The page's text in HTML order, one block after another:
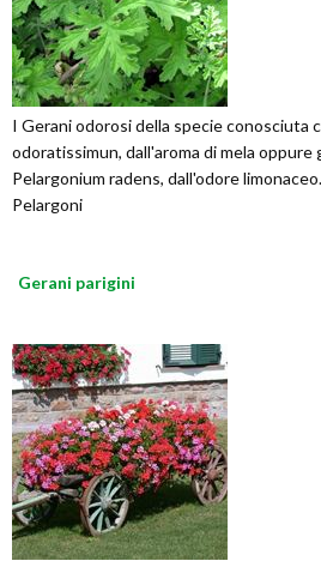
I Gerani odorosi della specie conosciuta
odoratissimun, dall'aroma di mela
Pelargonium radens, dall'odore
Pelargoni
Gerani parigini